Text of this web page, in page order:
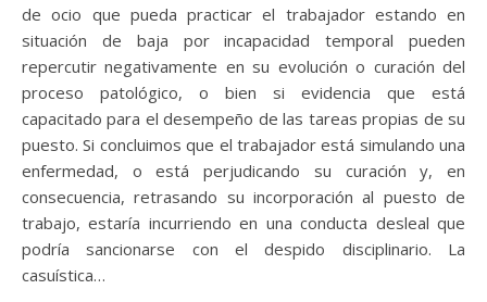
de ocio que pueda practicar el trabajador estando en
situación de baja por incapacidad temporal pueden
repercutir negativamente en su evolución o curación del
proceso patológico, o bien si evidencia que está
capacitado para el desempeño de las tareas propias de su
puesto. Si concluimos que el trabajador está simulando una
enfermedad, o está perjudicando su curación y, en
consecuencia, retrasando su incorporación al puesto de
trabajo, estaría incurriendo en una conducta desleal que
podría sancionarse con el despido disciplinario. La
casuística…